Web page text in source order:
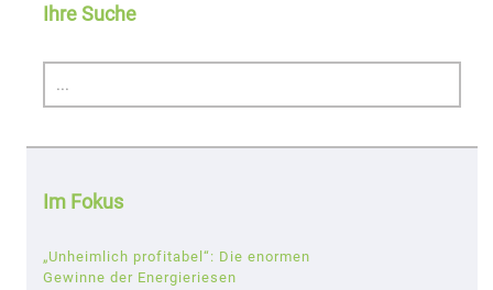
Ihre Suche
Im Fokus
„Unheimlich profitabel“: Die enormen
Gewinne der Energieriesen